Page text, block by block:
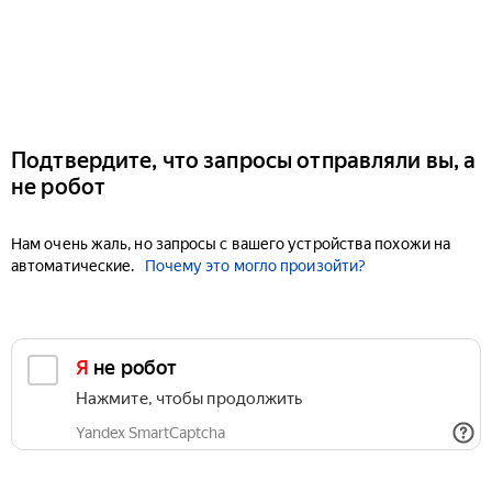
Подтвердите, что запросы отправляли вы, а
не робот
Нам очень жаль, но запросы с вашего устройства похожи на
автоматические.
Почему это могло произойти?
Я не робот
Нажмите, чтобы продолжить
Yandex SmartCaptcha